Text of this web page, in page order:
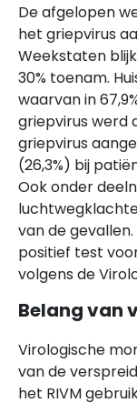
De afgelopen
het griepvirus
Weekstaten
30% toenam.
waarvan in
griepvirus werd
griepvirus
(26,3%) bij
Ook onder
van de
positief test
volgens de
Belang van
Virologische
van de
het RIVM